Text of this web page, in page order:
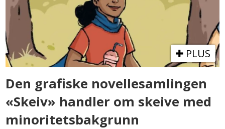
PLUS
Den grafiske novellesamlingen
«Skeiv» handler om skeive med
minoritetsbakgrunn